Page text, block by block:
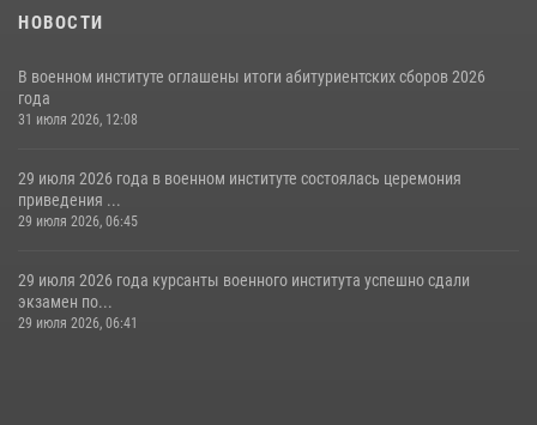
НОВОСТИ
В военном институте оглашены итоги абитуриентских сборов 2026
года
31 июля 2026, 12:08
29 июля 2026 года в военном институте состоялась церемония
приведения ...
29 июля 2026, 06:45
29 июля 2026 года курсанты военного института успешно сдали
экзамен по...
29 июля 2026, 06:41